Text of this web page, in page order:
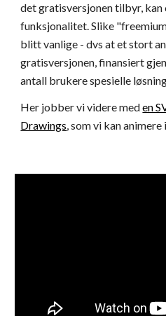
det gratisversjonen tilbyr,
funksjonalitet. Slike
blitt vanlige - dvs at et stort
gratisversjonen, finansiert
antall brukere spesielle
Her jobber vi videre med en
Drawings, som vi kan